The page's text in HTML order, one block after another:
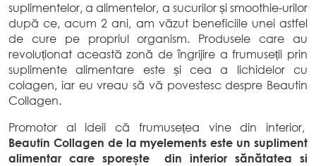
suplimentelor, a alimentelor, a sucurilor și smoothie-urilor
după ce, acum 2 ani, am văzut beneficiile unei astfel
de cure pe propriul organism. Produsele care au
revoluționat această zonă de îngrijire a frumuseții prin
suplimente alimentare este și cea a lichidelor cu
colagen, iar eu vreau să vă povestesc despre Beautin
Collagen.
Promotor al ideii că frumusețea vine din interior,
Beautin Collagen de la myelements este un supliment
alimentar care sporește din interior sănătatea si